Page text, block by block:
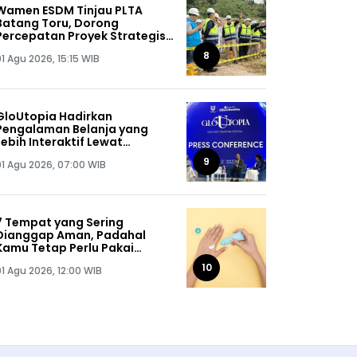
ESDM Tinjau PLTA
Toru, Dorong
Proyek Strategis
Agu 2026, 15:15 WIB 8
Hadirkan
Belanja yang
Interaktif Lewat
Agu 2026, 07:00 WIB 9
Tempat yang Sering
Aman, Padahal
Tetap Perlu Pakai
Agu 2026, 12:00 WIB 10